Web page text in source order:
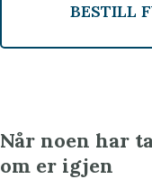
BESTILL
Når noen har
om er igjen